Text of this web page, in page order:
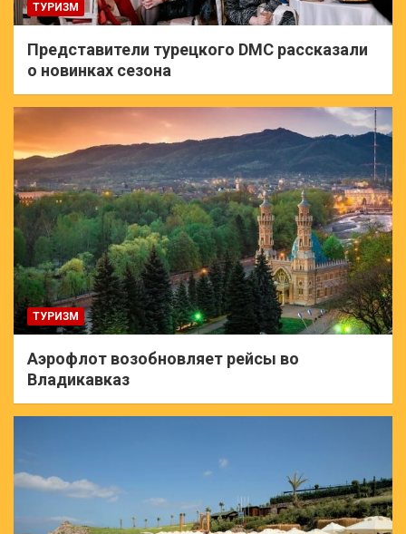
ТУРИЗМ
Представители турецкого DMC рассказали
о новинках сезона
ТУРИЗМ
Аэрофлот возобновляет рейсы во
Владикавказ